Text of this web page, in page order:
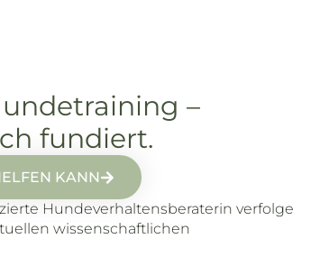
–
fundiert.
KANN
Hundeverhaltensberaterin verfolge
wissenschaftlichen